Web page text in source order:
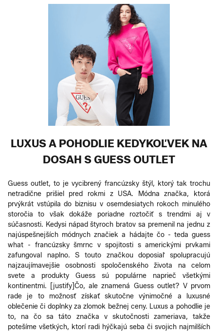
LUXUS A POHODLIE KEDYKOĽVEK NA
DOSAH S GUESS OUTLET
Guess outlet, to je vycibrený francúzsky štýl, ktorý tak trochu
netradične prišiel pred rokmi z USA. Módna značka, ktorá
prvýkrát vstúpila do biznisu v osemdesiatych rokoch minulého
storočia to však dokáže poriadne roztočiť s trendmi aj v
súčasnosti. Kedysi nápad štyroch bratov sa premenil na jednu z
najúspešnejších módnych značiek a hádajte čo - teda guess
what - francúzsky šmrnc v spojitosti s americkými prvkami
zafungoval naplno. S touto značkou doposiaľ spolupracujú
najzaujímavejšie osobnosti spoločenského života na celom
svete a produkty Guess sú populárne naprieč všetkými
kontinentmi. [justify]Čo, ale znamená Guess outlet? V prvom
rade je to možnosť získať skutočne výnimočné a luxusné
oblečenie či doplnky za zlomok bežnej ceny. Luxus a pohodlie je
to, na čo sa táto značka v skutočnosti zameriava, takže
potešíme všetkých, ktorí radi hýčkajú seba či svojich najmilších